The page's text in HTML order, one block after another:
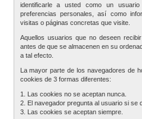
identificarle a usted como un
preferencias personales, así como
visitas o páginas concretas que visite.
Aquellos usuarios que no deseen
antes de que se almacenen en su
a tal efecto.
La mayor parte de los navegadores de
cookies de 3 formas diferentes:
1. Las cookies no se aceptan nunca.
2. El navegador pregunta al usuario si se
3. Las cookies se aceptan siempre.